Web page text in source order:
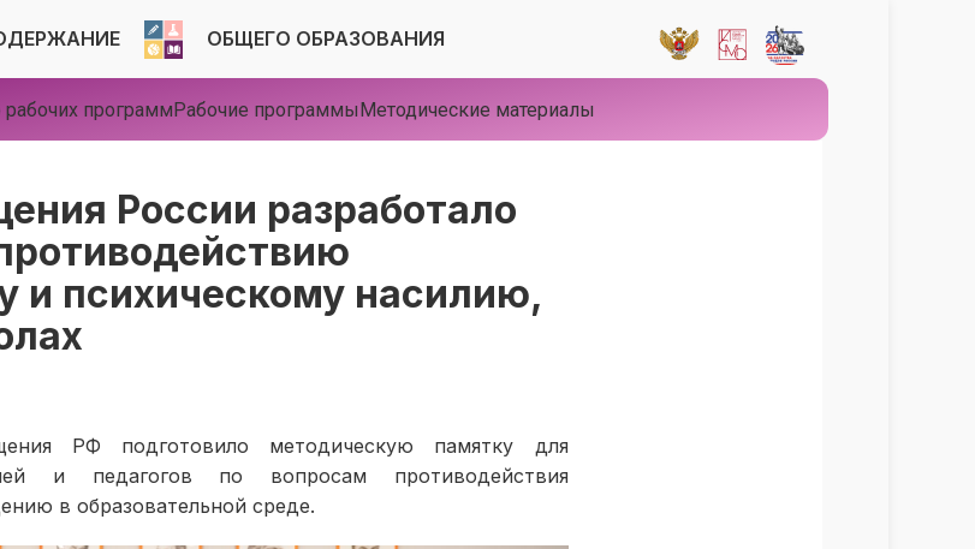
ОБЩЕГО ОБРАЗОВАНИЯ
рабочих программРабочие программыМетодические материалы
России разработало
и психическому насилию,
РФ подготовило методическую памятку для
и педагогов по вопросам противодействия
в образовательной среде.